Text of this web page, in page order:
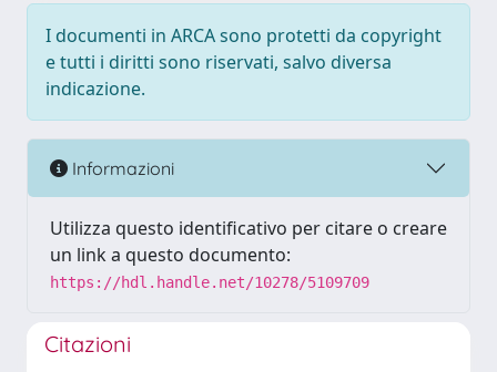
I documenti in ARCA sono protetti da copyright
e tutti i diritti sono riservati, salvo diversa
indicazione.
Informazioni
Utilizza questo identificativo per citare o creare
un link a questo documento:
https://hdl.handle.net/10278/5109709
Citazioni